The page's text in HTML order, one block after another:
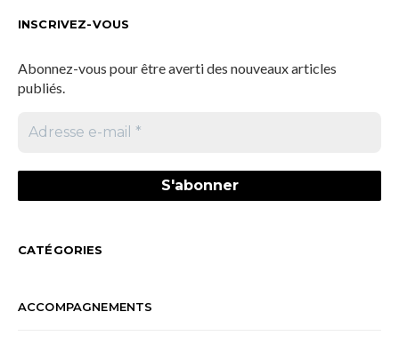
INSCRIVEZ-VOUS
Abonnez-vous pour être averti des nouveaux articles
publiés.
CATÉGORIES
ACCOMPAGNEMENTS